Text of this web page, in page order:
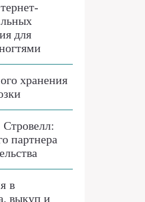
для
хранения
партнера
в
выкуп и